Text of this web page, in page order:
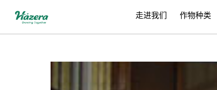
走进我们 作物种类